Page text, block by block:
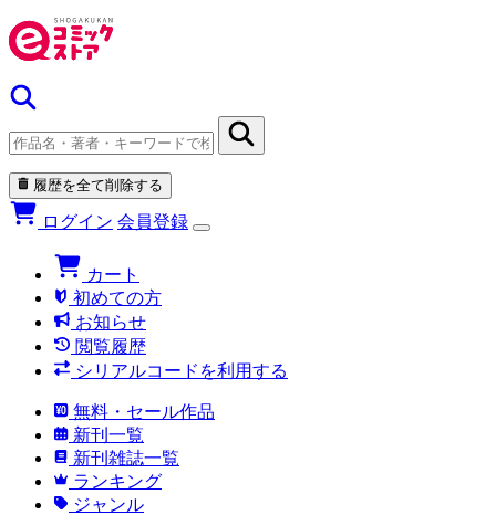
履歴を全て削除する
ログイン 会員登録
カート
初めての方
お知らせ
閲覧履歴
シリアルコードを利用する
無料・セール作品
新刊一覧
新刊雑誌一覧
ランキング
ジャンル